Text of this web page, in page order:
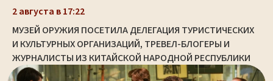
2 августа в 17:22
МУЗЕЙ ОРУЖИЯ ПОСЕТИЛА ДЕЛЕГАЦИЯ ТУРИСТИЧЕСКИХ
И КУЛЬТУРНЫХ ОРГАНИЗАЦИЙ, ТРЕВЕЛ-БЛОГЕРЫ И
ЖУРНАЛИСТЫ ИЗ КИТАЙСКОЙ НАРОДНОЙ РЕСПУБЛИКИ